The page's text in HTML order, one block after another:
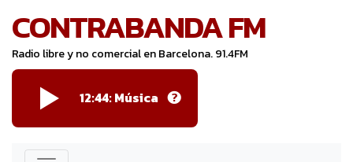
CONTRABANDA FM
Radio libre y no comercial en Barcelona. 91.4FM
12:44: Música